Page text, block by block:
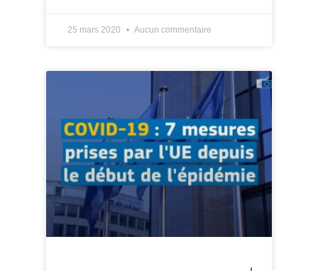
25 mars 2020 Aucun commentaire